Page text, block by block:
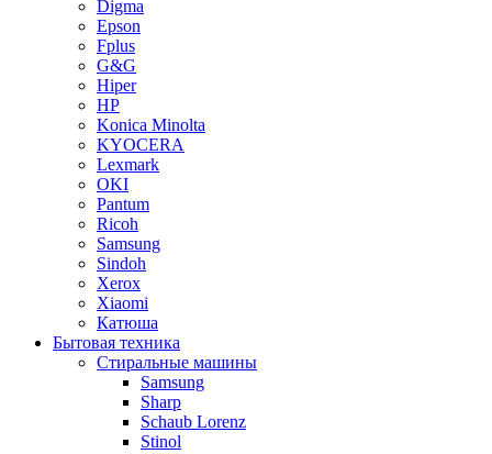
Digma
Epson
Fplus
G&G
Hiper
HP
Konica Minolta
KYOCERA
Lexmark
OKI
Pantum
Ricoh
Samsung
Sindoh
Xerox
Xiaomi
Катюша
Бытовая техника
Стиральные машины
Samsung
Sharp
Schaub Lorenz
Stinol